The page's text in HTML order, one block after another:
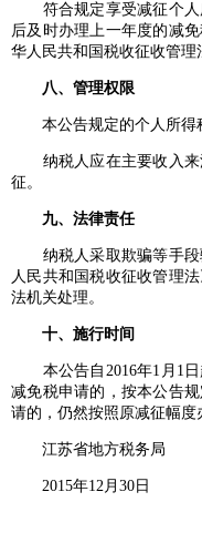
符合规定享受减征个人
后及时办理上一年度的减
华人民共和国税收征收管理
八、管理权限
本公告规定的个人所得税
纳税人应在主要收入来
征。
九、法律责任
纳税人采取欺骗等手段
人民共和国税收征收管理
法机关处理。
十、施行时间
本公告自2016年1月1日
减免税申请的，按本公告
请的，仍然按照原减征幅度
江苏省地方税务局
2015年12月30日